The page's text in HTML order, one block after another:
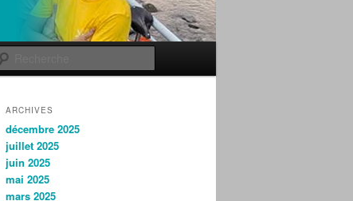
ARCHIVES
décembre 2025
juillet 2025
juin 2025
mai 2025
mars 2025